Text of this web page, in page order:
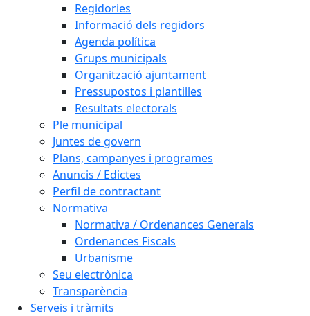
Regidories
Informació dels regidors
Agenda política
Grups municipals
Organització ajuntament
Pressupostos i plantilles
Resultats electorals
Ple municipal
Juntes de govern
Plans, campanyes i programes
Anuncis / Edictes
Perfil de contractant
Normativa
Normativa / Ordenances Generals
Ordenances Fiscals
Urbanisme
Seu electrònica
Transparència
Serveis i tràmits